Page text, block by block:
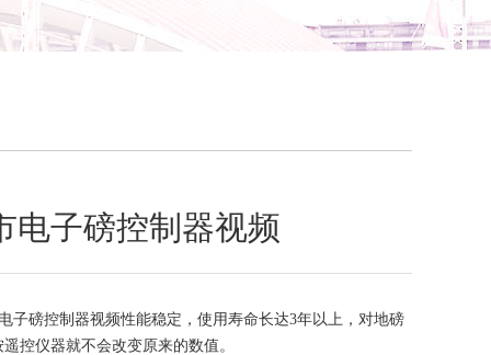
电子磅控制器视频
子磅控制器视频性能稳定，使用寿命长达3年以上，对地磅
控仪器就不会改变原来的数值。